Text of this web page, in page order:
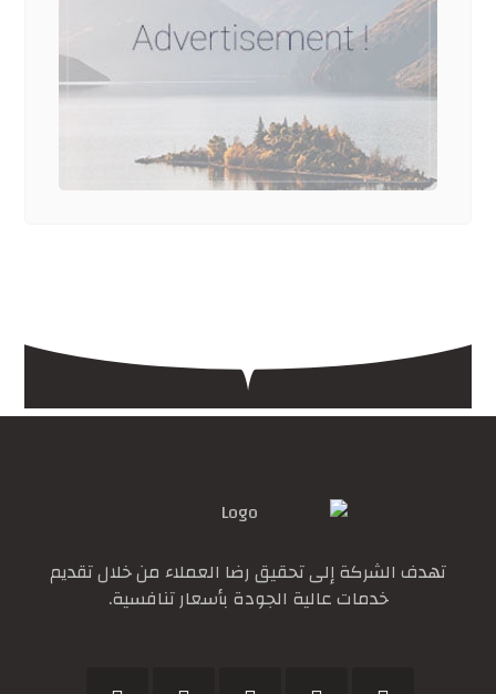
تهدف الشركة إلى تحقيق رضا العملاء من خلال تقديم
خدمات عالية الجودة بأسعار تنافسية.